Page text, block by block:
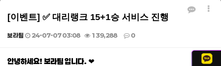
[이벤트] ✅ 대리랭크 15+1승 서비스 진행
보라팀 24-07-07 03:08 139,288 0
본문
안녕하세요! 보라팀 입니다. ❤